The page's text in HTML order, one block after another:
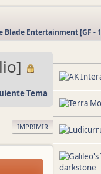
Blade Entertainment [GF -
Tema
IMPRIMIR